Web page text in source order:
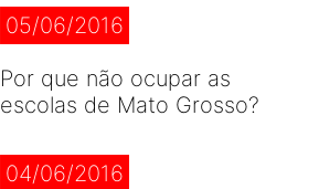
05/06/2016
Por que não ocupar as
escolas de Mato Grosso?
04/06/2016